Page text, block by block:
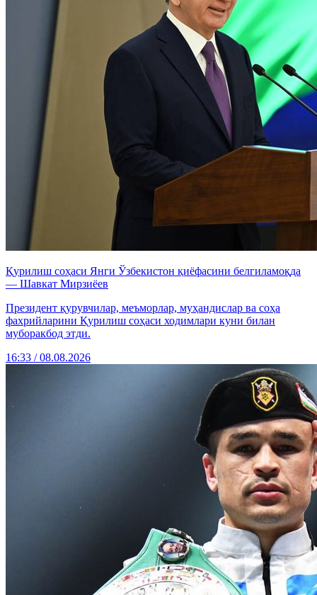
Қурилиш соҳаси Янги Ўзбекистон қиёфасини белгиламоқда
— Шавкат Мирзиёев
Президент қурувчилар, меъморлар, муҳандислар ва соҳа
фахрийларини Қурилиш соҳаси ходимлари куни билан
муборакбод этди.
16:33 / 08.08.2026